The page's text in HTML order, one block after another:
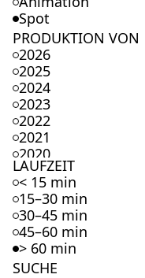
Spot
PRODUKTION VON
2026
2025
2024
2023
2022
2021
2020
2019
2018
2017
2016
2015
2014
2013
LAUFZEIT
< 15 min
15–30 min
30–45 min
45–60 min
> 60 min
SUCHE